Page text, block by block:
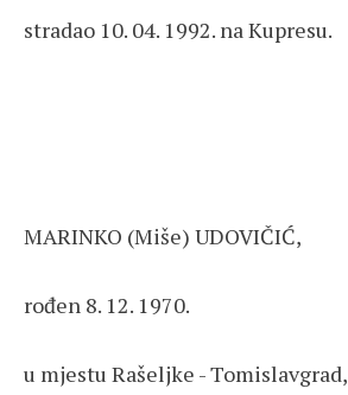
stradao 10. 04. 1992. na Kupresu.
MARINKO (Miše) UDOVIČIĆ,
rođen 8. 12. 1970.
u mjestu Rašeljke - Tomislavgrad,